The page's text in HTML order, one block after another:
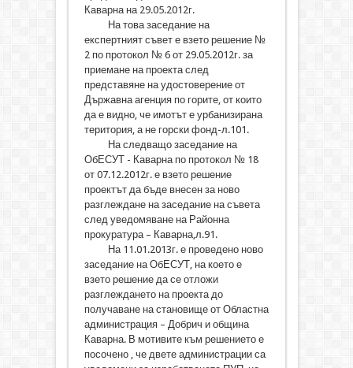
Каварна на 29.05.2012г.
На това заседание на
експертният съвет е взето решение №
2 по протокол № 6 от 29.05.2012г. за
приемане на проекта след
представяне на удостоверение от
Държавна агенция по горите, от които
да е видно, че имотът е урбанизирана
територия, а не горски фонд-л.101.
На следващо заседание на
ОбЕСУТ - Каварна по протокол № 18
от 07.12.2012г. е взето решение
проектът да бъде внесен за ново
разглеждане на заседание на съвета
след уведомяване на Районна
прокуратура – Каварна,л.91.
На 11.01.2013г. е проведено ново
заседание на ОбЕСУТ, на което е
взето решение да се отложи
разглеждането на проекта до
получаване на становище от Областна
администрация – Добрич и община
Каварна. В мотивите към решението е
посочено , че двете администрации са